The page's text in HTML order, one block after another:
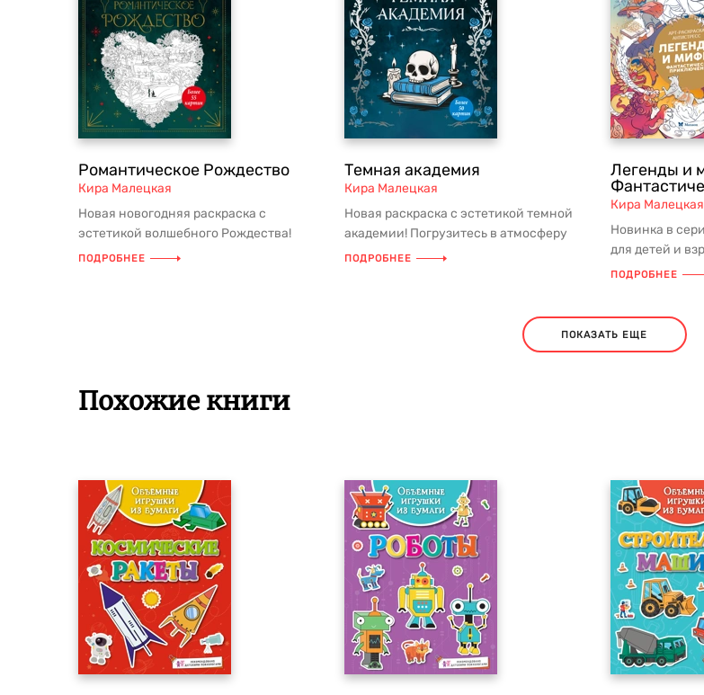
Романтическое Рождество
Кира Малецкая
Новая новогодняя раскраска с
эстетикой волшебного Рождества!
Погрузитесь в атмосферу зимнего
ПОДРОБНЕЕ
Темная академия
Кира Малецкая
Новая раскраска с эстетикой темной
академии! Погрузитесь в атмосферу
старинных университетов и маги...
ПОДРОБНЕЕ
Легенды и
Кира Малецкая
Новинка в
для детей и
мифических
ПОДРОБНЕЕ
ПОКАЗАТЬ ЕЩЕ
Похожие книги